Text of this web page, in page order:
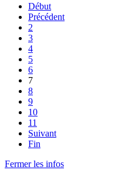
Début
Précédent
2
3
4
5
6
7
8
9
10
11
Suivant
Fin
Fermer les infos